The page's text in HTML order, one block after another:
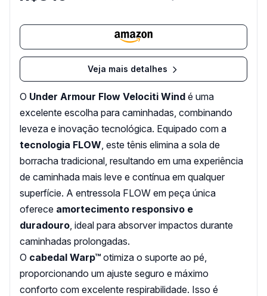
Veja mais detalhes
O Under Armour Flow Velociti Wind é uma
excelente escolha para caminhadas, combinando
leveza e inovação tecnológica. Equipado com a
tecnologia FLOW , este tênis elimina a sola de
borracha tradicional, resultando em uma experiência
de caminhada mais leve e contínua em qualquer
superfície. A entressola FLOW em peça única
oferece amortecimento responsivo e
duradouro , ideal para absorver impactos durante
caminhadas prolongadas.
O cabedal Warp™ otimiza o suporte ao pé,
proporcionando um ajuste seguro e máximo
conforto com excelente respirabilidade. Isso é